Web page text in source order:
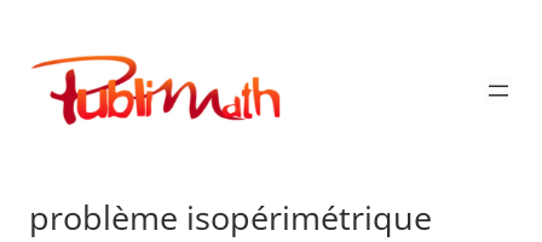
contenu
Publimath
problème isopérimétrique